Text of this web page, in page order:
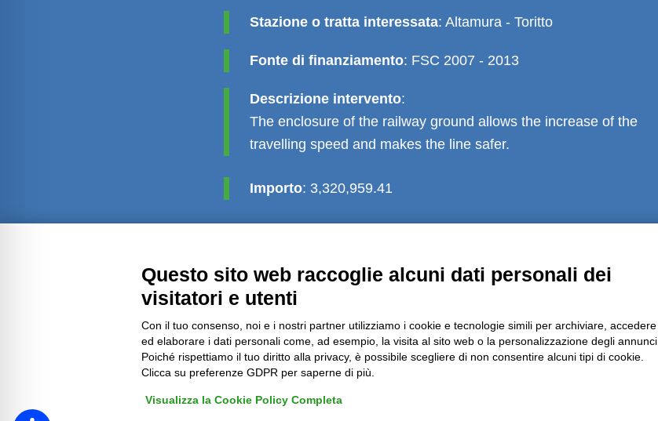
Stazione o tratta interessata: Altamura - Toritto
Fonte di finanziamento: FSC 2007 - 2013
Descrizione intervento:
The enclosure of the railway ground allows the increase of the
travelling speed and makes the line safer.
Importo: 3,320,959.41
Amministrazione trasparente
Azienda certificata UNI EN ISO 9001:2015
Questo sito web raccoglie alcuni dati personali dei
visitatori e utenti
Con il tuo consenso, noi e i nostri partner utilizziamo i cookie e tecnologie simili per archiviare, accedere
ed elaborare i dati personali come, ad esempio, la visita al sito web o la personalizzazione degli annunci.
Poiché rispettiamo il tuo diritto alla privacy, è possibile scegliere di non consentire alcuni tipi di cookie.
Clicca su preferenze GDPR per saperne di più.
Visualizza la Cookie Policy Completa